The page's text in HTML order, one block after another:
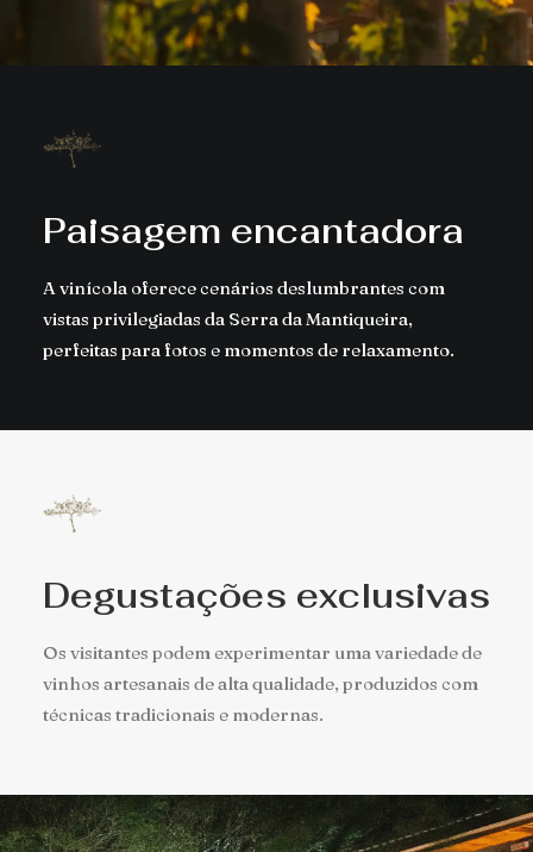
Paisagem encantadora
A vinícola oferece cenários deslumbrantes com
vistas privilegiadas da Serra da Mantiqueira,
perfeitas para fotos e momentos de relaxamento.
Degustações exclusivas
Os visitantes podem experimentar uma variedade de
vinhos artesanais de alta qualidade, produzidos com
técnicas tradicionais e modernas.